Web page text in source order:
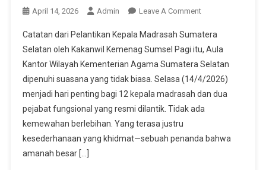
April 14, 2026 Admin Leave A CommentOn
Nyala
Harapan
Di
Madrasah,
12
Kepala
Di
Catatan dari Pelantikan Kepala Madrasah Sumatera
Selatan oleh Kakanwil Kemenag Sumsel Pagi itu, Aula
Kantor Wilayah Kementerian Agama Sumatera Selatan
dipenuhi suasana yang tidak biasa. Selasa (14/4/2026)
menjadi hari penting bagi 12 kepala madrasah dan dua
pejabat fungsional yang resmi dilantik. Tidak ada
kemewahan berlebihan. Yang terasa justru
kesederhanaan yang khidmat—sebuah penanda bahwa
amanah besar […]